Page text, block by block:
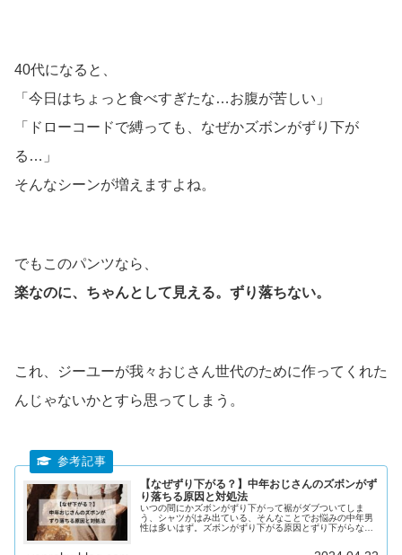
40代になると、
「今日はちょっと食べすぎたな…お腹が苦しい」
「ドローコードで縛っても、なぜかズボンがずり下が
る…」
そんなシーンが増えますよね。
でもこのパンツなら、
楽なのに、ちゃんとして見える。ずり落ちない。
これ、ジーユーが我々おじさん世代のために作ってくれた
んじゃないかとすら思ってしまう。
【なぜずり下がる？】中年おじさんのズボンがず
り落ちる原因と対処法
いつの間にかズボンがずり下がって裾がダブついてしま
う、シャツがはみ出ている、そんなことでお悩みの中年男
性は多いはず。ズボンがずり下がる原因とずり下がらない